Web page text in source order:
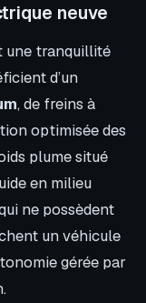
neuve
une tranquillité
d’un
, de freins à
optimisée des
plume situé
en milieu
ne possèdent
un véhicule
gérée par